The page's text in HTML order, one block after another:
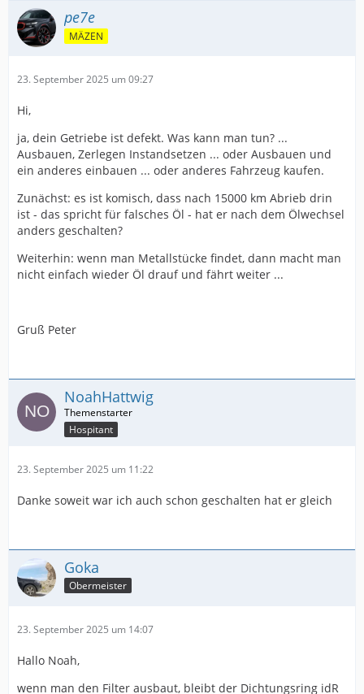
pe7e
MÄZEN
23. September 2025 um 09:27
Hi,
ja, dein Getriebe ist defekt. Was kann man tun? ...
Ausbauen, Zerlegen Instandsetzen ... oder Ausbauen und
ein anderes einbauen ... oder anderes Fahrzeug kaufen.
Zunächst: es ist komisch, dass nach 15000 km Abrieb drin
ist - das spricht für falsches Öl - hat er nach dem Ölwechsel
anders geschalten?
Weiterhin: wenn man Metallstücke findet, dann macht man
nicht einfach wieder Öl drauf und fährt weiter ...
Gruß Peter
NoahHattwig
Hospitant
23. September 2025 um 11:22
Danke soweit war ich auch schon geschalten hat er gleich
Goka
Obermeister
23. September 2025 um 14:07
Hallo Noah,
wenn man den Filter ausbaut, bleibt der Dichtungsring idR